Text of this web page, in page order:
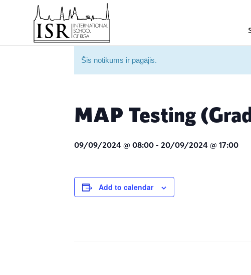
Šis notikums ir pagājis.
MAP Testing
09/09/2024 @ 08:00 - 20/09/2024 @ 17:00
Add to calendar